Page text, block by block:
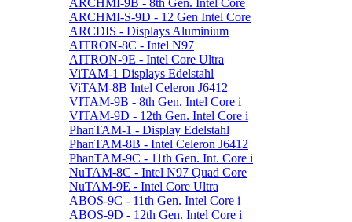
ARCHMI-9B - 8th Gen. Intel Core
ARCHMI-S-9D - 12 Gen Intel Core
ARCDIS - Displays Aluminium
AITRON-8C - Intel N97
AITRON-9E - Intel Core Ultra
ViTAM-1 Displays Edelstahl
ViTAM-8B Intel Celeron J6412
VITAM-9B - 8th Gen. Intel Core i
VITAM-9D - 12th Gen. Intel Core i
PhanTAM-1 - Display Edelstahl
PhanTAM-8B - Intel Celeron J6412
PhanTAM-9C - 11th Gen. Int. Core i
NuTAM-8C - Intel N97 Quad Core
NuTAM-9E - Intel Core Ultra
ABOS-9C - 11th Gen. Intel Core i
ABOS-9D - 12th Gen. Intel Core i